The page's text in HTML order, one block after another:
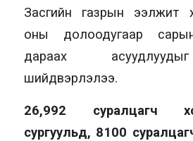
Засгийн газрын ээлжит
оны долоодугаар
дараах
шийдвэрлэлээ.
26,992 суралцагч
сургуульд, 8100 суралцагч